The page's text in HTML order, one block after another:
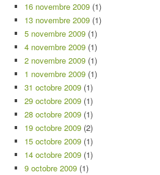
16 novembre 2009 (1)
13 novembre 2009 (1)
5 novembre 2009 (1)
4 novembre 2009 (1)
2 novembre 2009 (1)
1 novembre 2009 (1)
31 octobre 2009 (1)
29 octobre 2009 (1)
28 octobre 2009 (1)
19 octobre 2009 (2)
15 octobre 2009 (1)
14 octobre 2009 (1)
9 octobre 2009 (1)